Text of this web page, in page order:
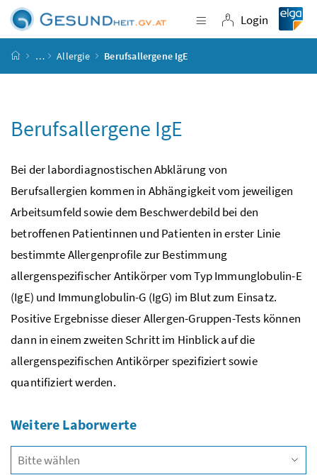
Zum Inhalt
Zum Hauptmenü
Zum Untermenü
Zur Suche
Navigation
Login
Login
Startseite
… Allergie Berufsallergene IgE
Berufsallergene IgE
Bei der labordiagnostischen Abklärung von
Berufsallergien kommen in Abhängigkeit vom jeweiligen
Arbeitsumfeld sowie dem Beschwerdebild bei den
betroffenen Patientinnen und Patienten in erster Linie
bestimmte Allergenprofile zur Bestimmung
allergenspezifischer Antikörper vom Typ Immunglobulin-E
(IgE) und Immunglobulin-G (IgG) im Blut zum Einsatz.
Positive Ergebnisse dieser Allergen-Gruppen-Tests können
dann in einem zweiten Schritt im Hinblick auf die
allergenspezifischen Antikörper spezifiziert sowie
quantifiziert werden.
Weitere Laborwerte